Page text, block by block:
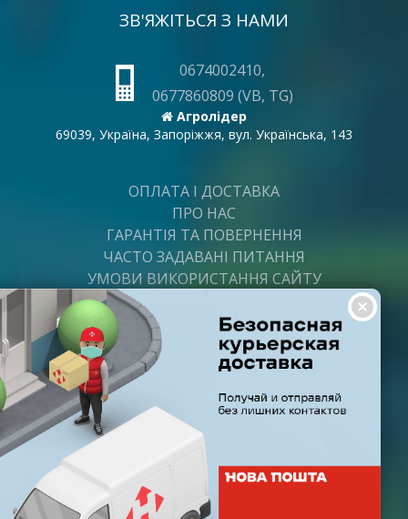
ЗВ'ЯЖІТЬСЯ З НАМИ
0674002410,
0677860809 (VB, TG)
Агролідер
69039, Україна, Запоріжжя, вул. Українська, 143
ОПЛАТА І ДОСТАВКА
ПРО НАС
ГАРАНТІЯ ТА ПОВЕРНЕННЯ
ЧАСТО ЗАДАВАНІ ПИТАННЯ
УМОВИ ВИКОРИСТАННЯ САЙТУ
ПОСТАЧАЛЬНИКАМ
ПАРТНЕРИ
ГРАФІК РОБОТИ
Пн-Пт: з 8:00 до 21:00
Субота: з 9:00 до 20:00
Неділя: з 10:00 до 19:00